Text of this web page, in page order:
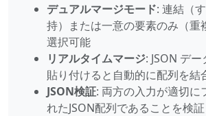
デュアルマージモード: 連結（
持）または一意の要素のみ（重
選択可能
リアルタイムマージ: JSON デ
貼り付けると自動的に配列を結
JSON検証: 両方の入力が適切に
れたJSON配列であることを検証